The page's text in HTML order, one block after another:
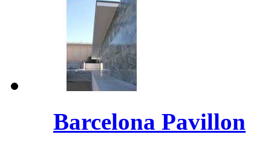
Barcelona Pavillon